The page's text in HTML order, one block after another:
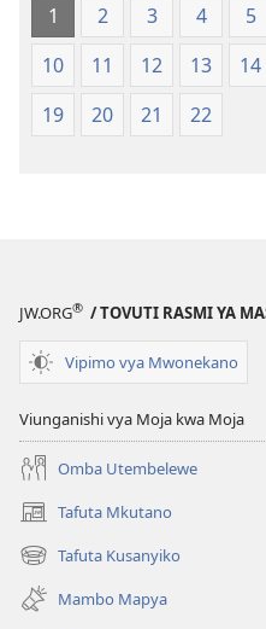
1 2 3 4 5
10
11 12 13 14
19
20 21 22
JW.ORG® / TOVUTI RASMI YA
Vipimo vya Mwonekano
Viunganishi vya Moja kwa Moja
Omba Utembelewe
Tafuta Mkutano
(opens
new
window)
Tafuta Kusanyiko
(opens
new
window)
Mambo Mapya